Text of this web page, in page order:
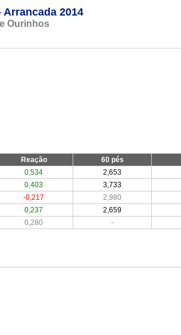
2014
Ourinhos
Reação 60 pés
0,534 2,653
0,403 3,733
-0,217 2,980
0,237 2,659
0,280 -